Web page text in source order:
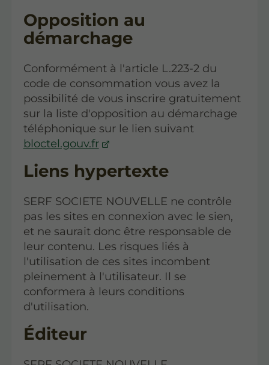
Opposition au
démarchage
Conformément à l'article L.223-2 du
code de consommation vous avez la
possibilité de vous inscrire gratuitement
sur la liste d'opposition au démarchage
téléphonique sur le lien suivant
bloctel.gouv.fr
Liens hypertexte
SERF SOCIETE NOUVELLE ne contrôle
pas les sites en connexion avec le sien,
et ne saurait donc être responsable de
leur contenu. Les risques liés à
l'utilisation de ces sites incombent
pleinement à l'utilisateur. Il se
conformera à leurs conditions
d'utilisation.
Éditeur